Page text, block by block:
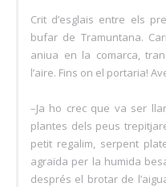
Crit d’esglais entre els
bufar de Tramuntana.
aniua en la comarca,
l’aire. Fins on el portaria!
–Ja ho crec que va ser
plantes dels peus
petit regalim, serpent
agraïda per la humida
després el brotar de